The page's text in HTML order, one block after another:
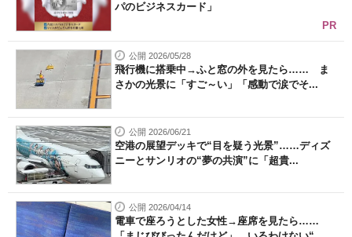
パのビジネスカード」
PR
公開 2026/05/28
飛行機に搭乗中→ふと窓の外を見たら…… ま
さかの光景に「すご～い」「感動で涙でそ...
公開 2026/06/21
空港の展望デッキで“目を疑う光景”……ディズ
ニーとサンリオの“夢の共演”に「超貴...
公開 2026/04/14
電車で座ろうとした女性→座席を見たら……